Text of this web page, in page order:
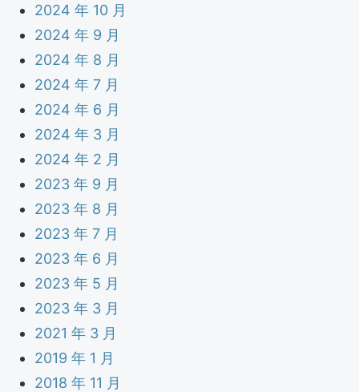
2024 年 10 月
2024 年 9 月
2024 年 8 月
2024 年 7 月
2024 年 6 月
2024 年 3 月
2024 年 2 月
2023 年 9 月
2023 年 8 月
2023 年 7 月
2023 年 6 月
2023 年 5 月
2023 年 3 月
2021 年 3 月
2019 年 1 月
2018 年 11 月